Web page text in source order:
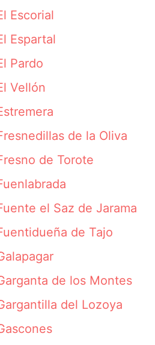
Escorial
Espartal
Pardo
Vellón
de la Oliva
de Torote
el Saz de Jarama
de Tajo
de los Montes
del Lozoya